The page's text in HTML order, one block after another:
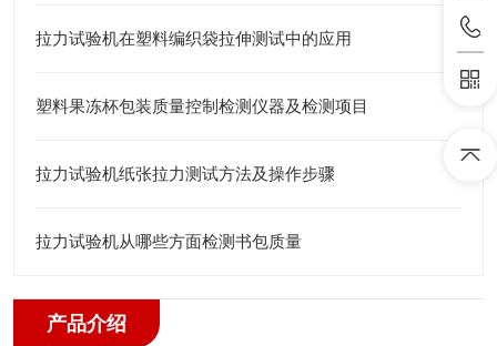
拉力试验机在塑料编织袋拉伸测试中的应用
塑料果冻杯包装质量控制检测仪器及检测项目
拉力试验机纸张拉力测试方法及操作步骤
拉力试验机从哪些方面检测书包质量
产品介绍